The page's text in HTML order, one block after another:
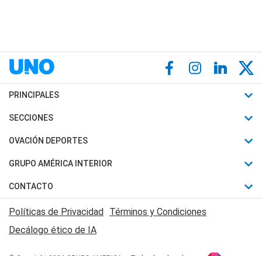
PRINCIPALES
Últimas Noticias
Política
Judiciales
Economia
SECCIONES
Horóscopo
Motores
Trucos caseros
Series y Películas
Edictos y Solicitadas
OVACIÓN DEPORTES
Fútbol
Mundial
Automovilismo
Rugby
GRUPO AMÉRICA INTERIOR
Canal 7 en Vivo
CONTACTO
Acerca de Nosotros
Contactanos
Políticas de Privacidad Términos y Condiciones
Decálogo ético de IA